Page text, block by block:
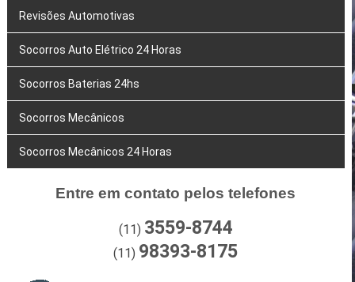
Revisões Automotivas
Socorros Auto Elétrico 24 Horas
Socorros Baterias 24hs
Socorros Mecânicos
Socorros Mecânicos 24 Horas
Entre em contato pelos telefones
(11) 3559-8744
(11) 98393-8175